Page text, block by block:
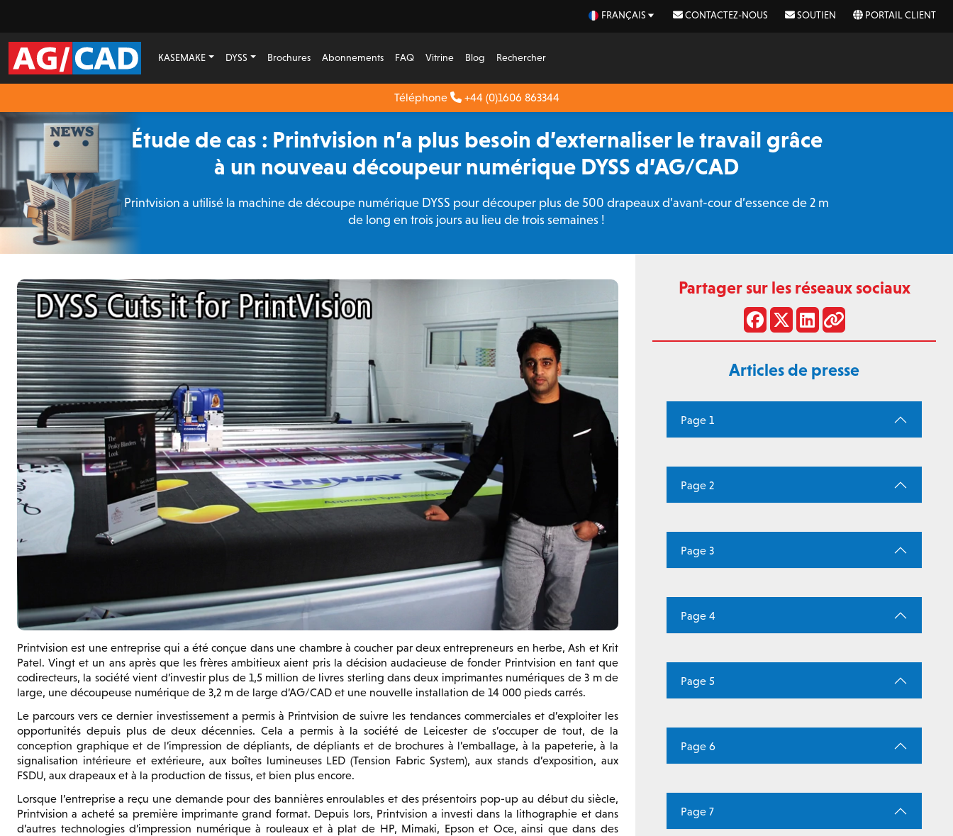
FRANÇAIS CONTACTEZ-NOUS SOUTIEN PORTAIL CLIENT
KASEMAKE DYSS Brochures Abonnements FAQ Vitrine Blog Rechercher
Téléphone +44 (0)1606 863344
Étude de cas : Printvision n’a plus besoin d’externaliser le travail grâce
à un nouveau découpeur numérique DYSS d’AG/CAD
Printvision a utilisé la machine de découpe numérique DYSS pour découper plus de 500 drapeaux d’avant-cour d’essence de 2 m
de long en trois jours au lieu de trois semaines !
Printvision est une entreprise qui a été conçue dans une chambre à coucher par deux entrepreneurs en herbe, Ash et Krit
Patel. Vingt et un ans après que les frères ambitieux aient pris la décision audacieuse de fonder Printvision en tant que
codirecteurs, la société vient d’investir plus de 1,5 million de livres sterling dans deux imprimantes numériques de 3 m de
large, une découpeuse numérique de 3,2 m de large d’AG/CAD et une nouvelle installation de 14 000 pieds carrés.
Le parcours vers ce dernier investissement a permis à Printvision de suivre les tendances commerciales et d’exploiter les
opportunités depuis plus de deux décennies. Cela a permis à la société de Leicester de s’occuper de tout, de la
conception graphique et de l’impression de dépliants, de dépliants et de brochures à l’emballage, à la papeterie, à la
signalisation intérieure et extérieure, aux boîtes lumineuses LED (Tension Fabric System), aux stands d’exposition, aux
FSDU, aux drapeaux et à la production de tissus, et bien plus encore.
Lorsque l’entreprise a reçu une demande pour des bannières enroulables et des présentoirs pop-up au début du siècle,
Printvision a acheté sa première imprimante grand format. Depuis lors, Printvision a investi dans la lithographie et dans
d’autres technologies d’impression numérique à rouleaux et à plat de HP, Mimaki, Epson et Oce, ainsi que dans des
Partager sur les réseaux sociaux
Articles de presse
Page 1
Page 2
Page 3
Page 4
Page 5
Page 6
Page 7